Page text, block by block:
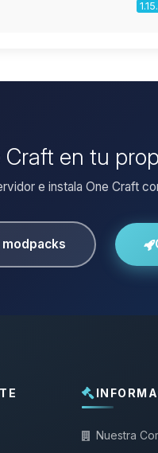
en tu
e instala One Craft
Nuestra